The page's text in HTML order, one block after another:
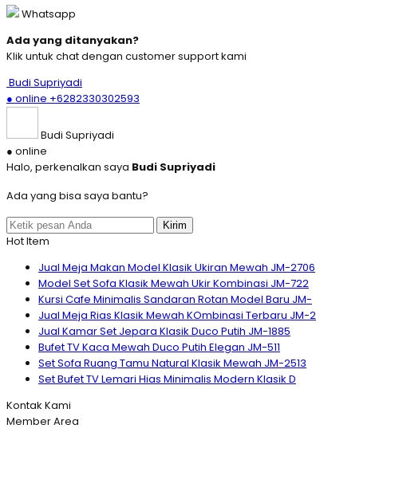
Whatsapp
Ada yang ditanyakan?
Klik untuk chat dengan customer support kami
Budi Supriyadi
● online +6282330302593
Budi Supriyadi
● online
Halo, perkenalkan saya Budi Supriyadi
Ada yang bisa saya bantu?
Kirim
Hot Item
Jual Meja Makan Model Klasik Ukiran Mewah JM-2706
Model Set Sofa Klasik Mewah Ukir Kombinasi JM-722
Kursi Cafe Minimalis Sandaran Rotan Model Baru JM-
Jual Meja Rias Klasik Mewah KOmbinasi Terbaru JM-2
Jual Kamar Set Jepara Klasik Duco Putih JM-1885
Bufet TV Kaca Mewah Duco Putih Elegan JM-511
Set Sofa Ruang Tamu Natural Klasik Mewah JM-2513
Set Bufet TV Lemari Hias Minimalis Modern Klasik D
Kontak Kami
Member Area